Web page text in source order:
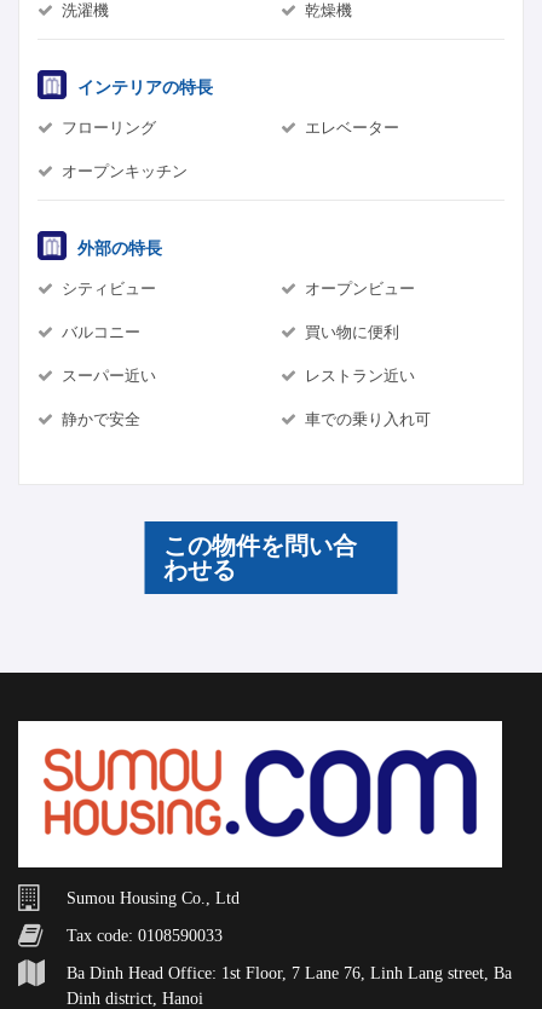
洗濯機 乾燥機
インテリアの特長
フローリング エレベーター
オープンキッチン
外部の特長
シティビュー オープンビュー
バルコニー 買い物に便利
スーパー近い レストラン近い
静かで安全 車での乗り入れ可
この物件を問い合
わせる
Sumou Housing Co., Ltd
Tax code: 0108590033
Ba Dinh Head Office: 1st Floor, 7 Lane 76, Linh Lang street, Ba
Dinh district, Hanoi